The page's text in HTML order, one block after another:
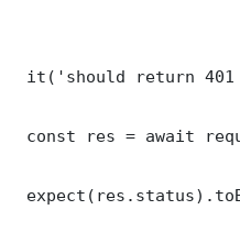
it('should return
const res = await